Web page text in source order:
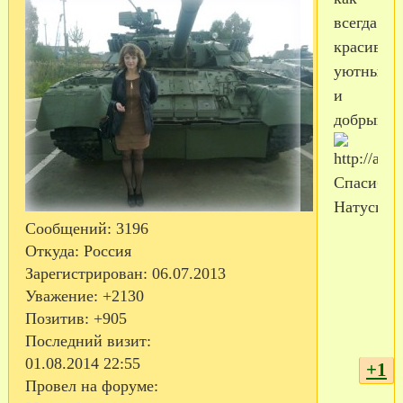
Сообщений: 3196
Откуда: Россия
Зарегистрирован: 06.07.2013
Уважение: +2130
Позитив: +905
Последний визит:
01.08.2014 22:55
Провел на форуме:
всегда
уютный
и
добрый!
Спасибо,
Натусик!
+1